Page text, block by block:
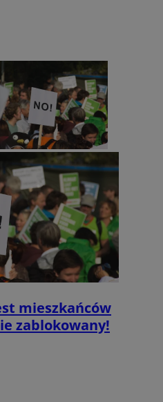
mieszkańców
zablokowany!